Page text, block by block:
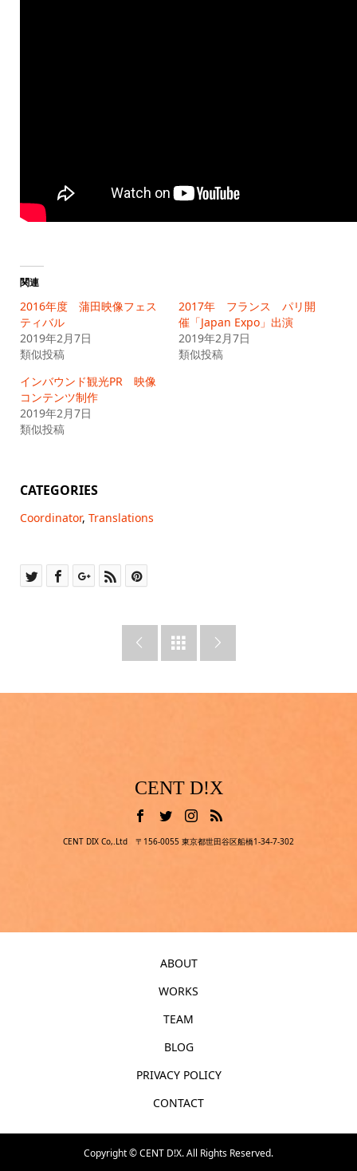
関連
2016年度 蒲田映像フェス
ティバル
2019年2月7日
類似投稿
2017年 フランス パリ開
催「Japan Expo」出演
2019年2月7日
類似投稿
インバウンド観光PR 映像
コンテンツ制作
2019年2月7日
類似投稿
CATEGORIES
Coordinator, Translations
  
CENT D!X
CENT DIX Co,.Ltd 〒156-0055 東京都世田谷区船橋1-34-7-302
ABOUT
WORKS
TEAM
BLOG
PRIVACY POLICY
CONTACT
Copyright ©CENT D!X. All Rights Reserved.